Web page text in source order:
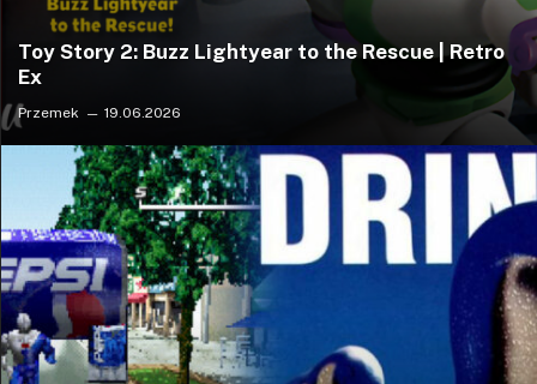
Toy Story 2: Buzz Lightyear to the Rescue | Retro
Ex
Przemek 19.06.2026